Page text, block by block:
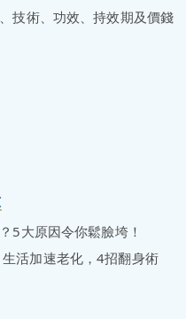
技術、功效、持效期及價錢
5大原因令你鬆臉垮！
活加速老化，4招翻身術